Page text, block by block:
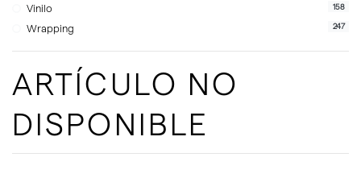
Vinilo 158
Wrapping 247
ARTÍCULO NO
DISPONIBLE